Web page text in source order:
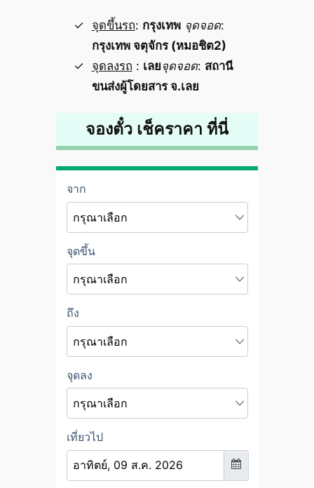
จุดขึ้นรถ: กรุงเทพ จุดจอด:
กรุงเทพ จตุจักร (หมอชิต2)
จุดลงรถ : เลย จุดจอด: สถานี
ขนส่งผู้โดยสาร จ.เลย
จองตั๋ว เช็คราคา ที่นี่